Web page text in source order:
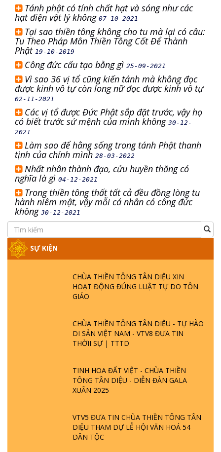
Tánh phật có tính chất hạt và sóng như các
hạt điện vật lý không 07-10-2021
Tại sao thiền tông không cho tu mà lại có câu:
Tu Theo Pháp Môn Thiền Tông Cốt Để Thành
Phật 19-10-2019
Công đức cấu tạo bằng gì 25-09-2021
Vì sao 36 vị tổ cũng kiến tánh mà không đọc
được kinh vô tự còn long nữ đọc được kinh vô tự
02-11-2021
Các vị tổ được Đức Phật sắp đặt trước, vậy họ
có biết trước sứ mệnh của mình không 30-12-
2021
Làm sao để hằng sống trong tánh Phật thanh
tịnh của chính mình 28-03-2022
Nhất nhân thành đạo, cửu huyền thăng có
nghĩa là gì 04-12-2021
Trong thiền tông thất tất cả đều đồng lòng tu
hành niêm mật, vậy mỗi cá nhân có công đức
không 30-12-2021
SỰ KIỆN
CHÙA THIỀN TÔNG TÂN DIỆU XIN
HOẠT ĐỘNG ĐÚNG LUẬT TỰ DO TÔN
GIÁO
CHÙA THIỀN TÔNG TÂN DIỆU - TỰ HÀO
DI SẢN VIỆT NAM - VTV8 ĐƯA TIN
THỜII SỰ | TTTD
TINH HOA ĐẤT VIỆT - CHÙA THIỀN
TÔNG TÂN DIỆU - DIỄN ĐÀN GALA
XUÂN 2025
VTV5 ĐƯA TIN CHÙA THIỀN TÔNG TÂN
DIỆU THAM DỰ LỄ HỘI VĂN HOÁ 54
DÂN TỘC